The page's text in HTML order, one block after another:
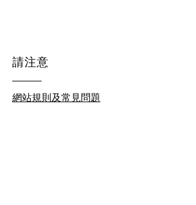
請注意
網站規則及常見問題